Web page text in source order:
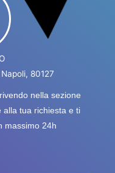
80127
nella sezione
alla tua richiesta e ti
massimo 24h